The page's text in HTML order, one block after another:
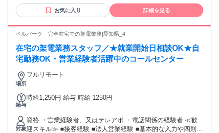
お気に入り 詳細を見る
ベルパーク 完全在宅での架電業務|愛知県_4
在宅の架電業務スタッフ／★就業開始日相談OK★自
宅勤務OK・営業経験者活躍中のコールセンター
場所
フルリモート
給与
時給1,250円 給与 時給 1250円
対象
資格 ・営業経験者、又はテレアポ ・電話関係の経験者 ≪歓
迎スキル≫ ■接客経験 ■法人営業経験 ■基本的な入力や四則計